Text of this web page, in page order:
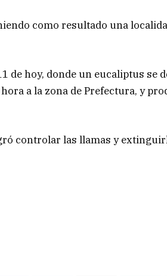
como resultado una
de hoy, donde un eucaliptus se
a la zona de Prefectura, y
controlar las llamas y